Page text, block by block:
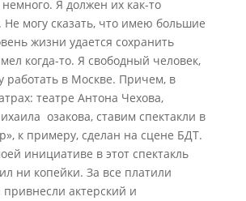
Я должен их как-то
Не могу сказать, что имею большие
жизни удается сохранить
когда-то. Я свободный человек,
работать в Москве. Причем, в
театре Антона Чехова,
озакова, ставим спектакли в
к примеру, сделан на сцене БДТ.
инициативе в этот спектакль
ни копейки. За все платили
актерский и